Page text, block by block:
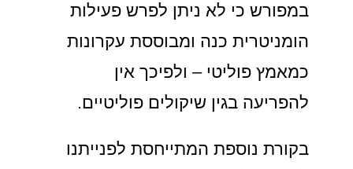
במפורש כי לא ניתן לפרש פעילות
הומניטרית כנה ומבוססת עקרונות
כמאמץ פוליטי – ולפיכך אין
להפריעה בגין שיקולים פוליטיים.
בקורת נוספת המתייחסת לפנייתנו